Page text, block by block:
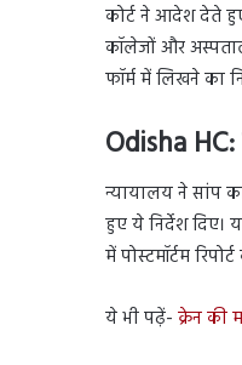
कोर्ट ने आदेश देते
कॉलेजों और
फॉर्म में लिखने का
Odisha HC:
न्यायालय ने सांप
हुए ये निर्देश
में पोस्टमॉर्टम
ये भी पढ़ें- क्रेन की